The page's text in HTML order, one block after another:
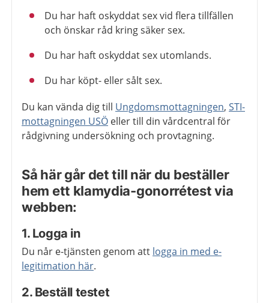
Du har haft oskyddat sex vid flera tillfällen
och önskar råd kring säker sex.
Du har haft oskyddat sex utomlands.
Du har köpt- eller sålt sex.
Du kan vända dig till Ungdomsmottagningen, STI-
mottagningen USÖ eller till din vårdcentral för
rådgivning undersökning och provtagning.
Så här går det till när du beställer
hem ett klamydia-gonorrétest via
webben:
1. Logga in
Du når e-tjänsten genom att logga in med e-
legitimation här.
2. Beställ testet